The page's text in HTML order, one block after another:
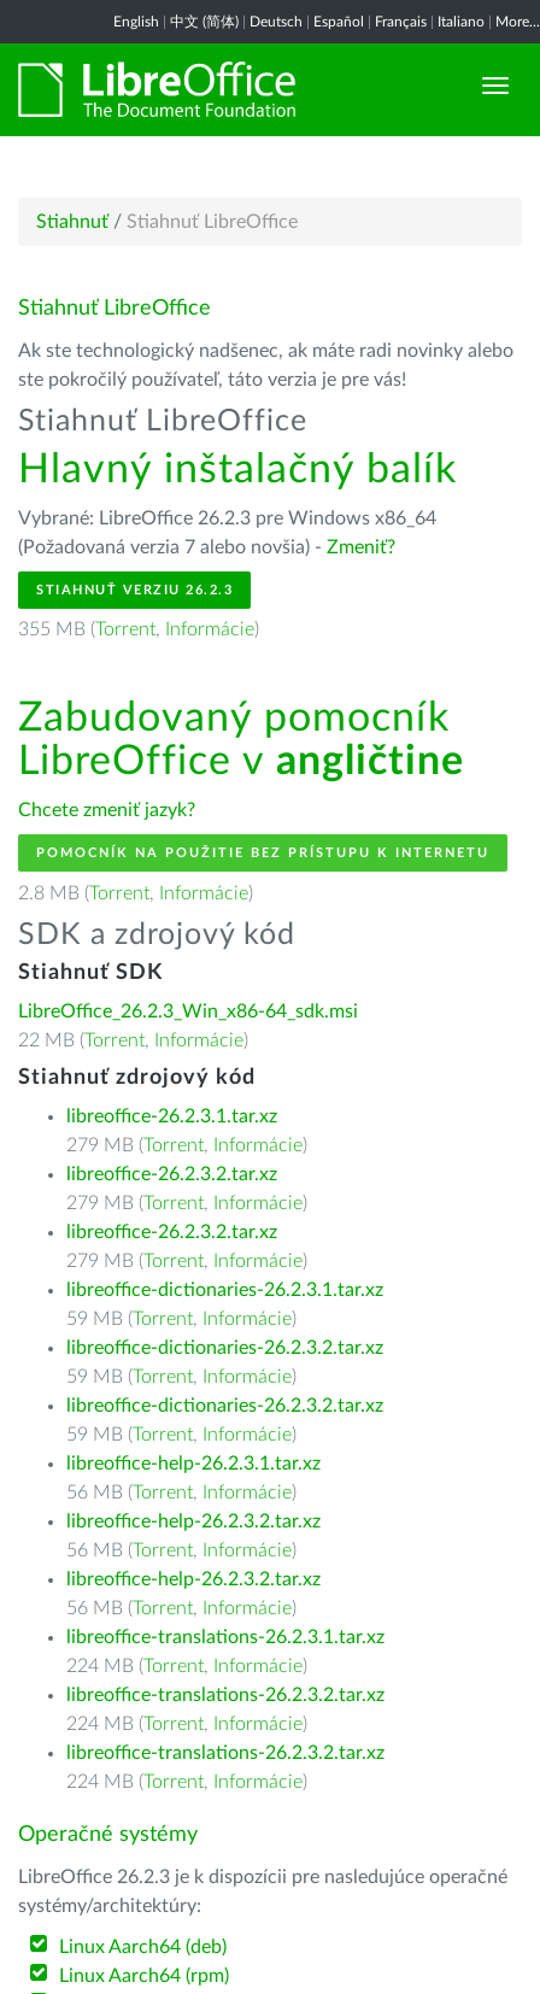
English 中文 (简体) Deutsch Español Français Italiano More...
Stiahnuť / Stiahnuť LibreOffice
Stiahnuť LibreOffice
Ak ste technologický nadšenec, ak máte radi novinky alebo
ste pokročilý používateľ, táto verzia je pre vás!
Stiahnuť LibreOffice
Hlavný inštalačný balík
Vybrané: LibreOffice 26.2.3 pre Windows x86_64
(Požadovaná verzia 7 alebo novšia) - Zmeniť?
STIAHNUŤ VERZIU 26.2.3
355 MB (Torrent, Informácie)
Zabudovaný pomocník
LibreOffice v angličtine
Chcete zmeniť jazyk?
POMOCNÍK NA POUŽITIE BEZ PRÍSTUPU K INTERNETU
2.8 MB (Torrent, Informácie)
SDK a zdrojový kód
Stiahnuť SDK
LibreOffice_26.2.3_Win_x86-64_sdk.msi
22 MB (Torrent, Informácie)
Stiahnuť zdrojový kód
libreoffice-26.2.3.1.tar.xz
279 MB (Torrent, Informácie)
libreoffice-26.2.3.2.tar.xz
279 MB (Torrent, Informácie)
libreoffice-26.2.3.2.tar.xz
279 MB (Torrent, Informácie)
libreoffice-dictionaries-26.2.3.1.tar.xz
59 MB (Torrent, Informácie)
libreoffice-dictionaries-26.2.3.2.tar.xz
59 MB (Torrent, Informácie)
libreoffice-dictionaries-26.2.3.2.tar.xz
59 MB (Torrent, Informácie)
libreoffice-help-26.2.3.1.tar.xz
56 MB (Torrent, Informácie)
libreoffice-help-26.2.3.2.tar.xz
56 MB (Torrent, Informácie)
libreoffice-help-26.2.3.2.tar.xz
56 MB (Torrent, Informácie)
libreoffice-translations-26.2.3.1.tar.xz
224 MB (Torrent, Informácie)
libreoffice-translations-26.2.3.2.tar.xz
224 MB (Torrent, Informácie)
libreoffice-translations-26.2.3.2.tar.xz
224 MB (Torrent, Informácie)
Operačné systémy
LibreOffice 26.2.3 je k dispozícii pre nasledujúce operačné
systémy/architektúry:
Linux Aarch64 (deb)
Linux Aarch64 (rpm)